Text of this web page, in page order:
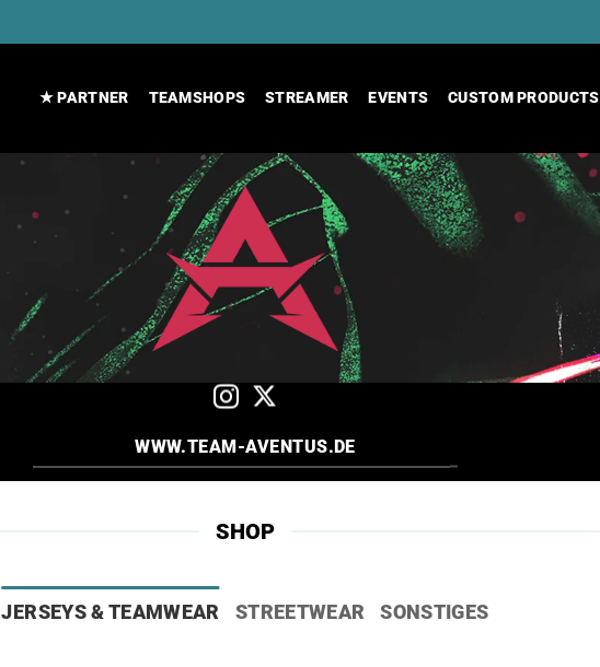
★ PARTNER TEAMSHOPS STREAMER EVENTS CUSTOM PRODUCTS
WWW.TEAM-AVENTUS.DE
SHOP
JERSEYS & TEAMWEAR STREETWEAR SONSTIGES